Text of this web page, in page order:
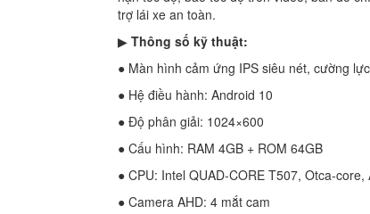
trợ lái xe an toàn.
▶ Thông số kỹ thuật:
● Màn hình cảm ứng IPS siêu nét, cường
● Hệ điều hành: Android 10
● Độ phân giải: 1024×600
● Cấu hình: RAM 4GB + ROM 64GB
● CPU: Intel QUAD-CORE T507, Otca-
● Camera AHD: 4 mắt cam